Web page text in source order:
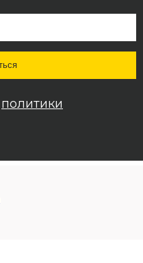
политики